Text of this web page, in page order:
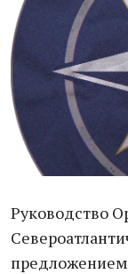
Руководство